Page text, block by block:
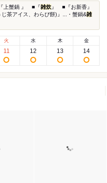
上蟹鍋 』 ■『雑炊 』 ■『お新香』
茶アイス、わらび餅)』...・蟹鍋&雑
火
11
水
12
木
13
金
14